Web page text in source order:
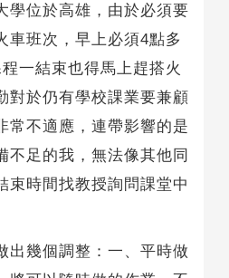
學位於高雄，由於必須要
車班次，早上必須4點多
一結束也得馬上趕搭火
對於仍有學校課業要兼顧
常不適應，連帶影響的是
不足的我，無法像其他同
束時間找教授詢問課堂中
出幾個調整：一、平時做